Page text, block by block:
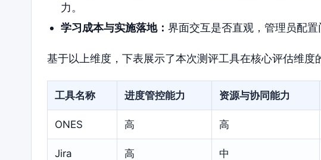
力。
学习成本与实施落地： 界面交互是否直观，管理员配置
基于以上维度，下表展示了本次测评工具在核心评估维度
工具名称 进度管控能力 资源与协同能力
ONES 高 高
Jira 高 中